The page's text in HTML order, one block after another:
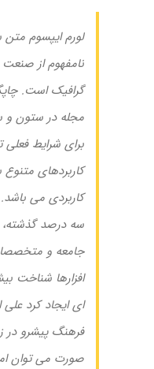
لورم ایپسوم
نامفهوم از صنعت
گرافیک است.
مجله در ستون و
برای شرایط فعلی
کاربردهای متنوع
کاربردی می
سه درصد گذشته،
جامعه و
افزارها شناخت
ای ایجاد کرد
فرهنگ پیشرو در
صورت می توان